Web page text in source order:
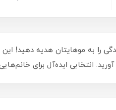
را به موهایتان هدیه دهید!
انتخابی ایده‌آل برای